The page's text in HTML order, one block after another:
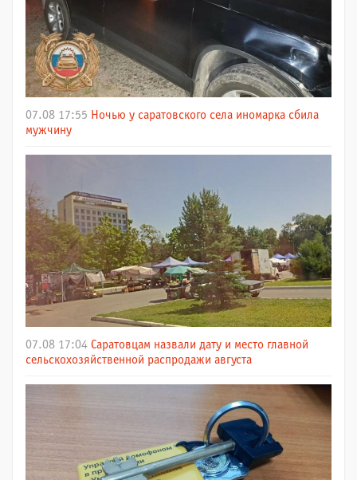
07.08 17:55 Ночью у саратовского села иномарка сбила
мужчину
07.08 17:04 Саратовцам назвали дату и место главной
сельскохозяйственной распродажи августа